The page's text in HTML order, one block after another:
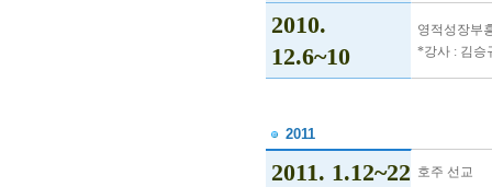
2010.
12.6~10
영적성장부
*강사 : 김승
2011
2011. 1.12~22 호주 선교